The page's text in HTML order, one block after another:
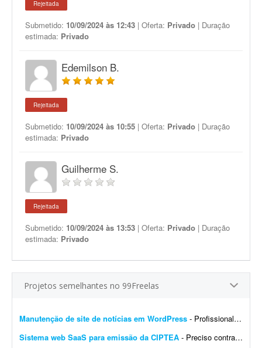
Rejeitada
Submetido: 10/09/2024 às 12:43 | Oferta: Privado | Duração
estimada: Privado
Edemilson B.
Rejeitada
Submetido: 10/09/2024 às 10:55 | Oferta: Privado | Duração
estimada: Privado
Guilherme S.
Rejeitada
Submetido: 10/09/2024 às 13:53 | Oferta: Privado | Duração
estimada: Privado
Projetos semelhantes no 99Freelas
Manutenção de site de notícias em WordPress - Profissional para realizar manutenção, configuração de automações, melhoria visual e atualização de site de notícias em WordPress. At...
Sistema web SaaS para emissão da CIPTEA - Preciso contratar um desenvolvedor ou equipe para criar um sistema web (SaaS multi-tenant) voltado para a emissão digital da CIPTEA (Carteira de Identificação da Pessoa com Tra...